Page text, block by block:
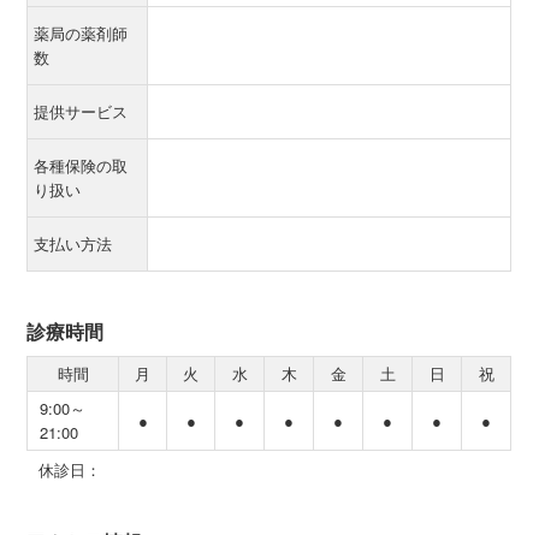
薬局の薬剤師
数
提供サービス
各種保険の取
り扱い
支払い方法
診療時間
時間 月 火 水 木 金 土 日
祝
9:00～
21:00
● ● ● ● ● ● ● ●
休診日：